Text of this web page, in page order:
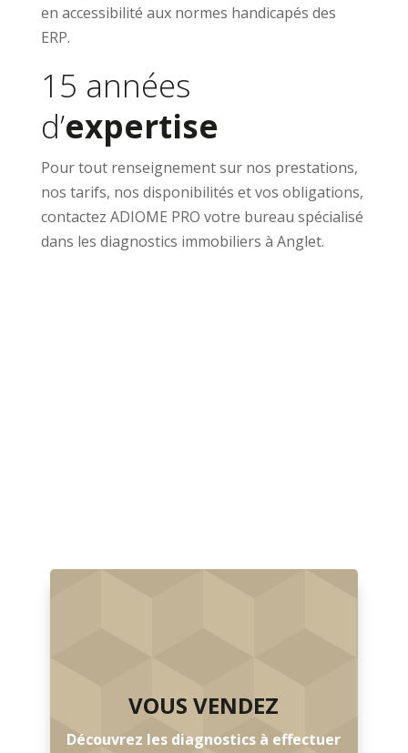
en accessibilité aux normes handicapés des
ERP.
15 années
d’expertise
Pour tout renseignement sur nos prestations,
nos tarifs, nos disponibilités et vos obligations,
contactez ADIOME PRO votre bureau spécialisé
dans les diagnostics immobiliers à Anglet.
VOUS VENDEZ
Découvrez les diagnostics à effectuer